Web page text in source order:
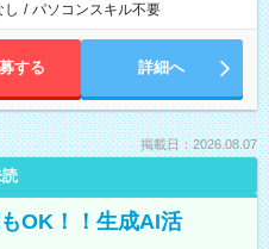
し / パソコンスキル不要
する 詳細へ
掲載日：2026.08.07
OK！！生成AI活